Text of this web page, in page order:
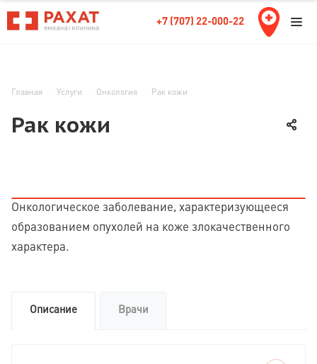
+7 (707) 22-000-22
Главная Услуги Онкология Рак кожи
Рак кожи
Онкологическое заболевание, характеризующееся
образованием опухолей на коже злокачественного
характера.
Описание Врачи